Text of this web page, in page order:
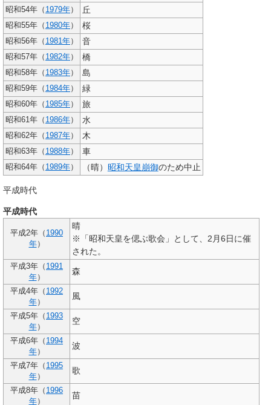
昭和54年（ 1979年） 丘
昭和55年（ 1980年） 桜
昭和56年（ 1981年） 音
昭和57年（ 1982年） 橋
昭和58年（ 1983年） 島
昭和59年（ 1984年） 緑
昭和60年（ 1985年） 旅
昭和61年（ 1986年） 水
昭和62年（ 1987年） 木
昭和63年（ 1988年） 車
昭和64年（ 1989年） （晴） 昭和天皇崩御のため中止
平成時代
平成時代
平成2年（ 1990
年）
晴
※「昭和天皇を偲ぶ歌会」として、2月6日に催
された。
平成3年（ 1991
年）
森
平成4年（ 1992
年）
風
平成5年（ 1993
年）
空
平成6年（ 1994
年）
波
平成7年（ 1995
年）
歌
平成8年（ 1996
年）
苗